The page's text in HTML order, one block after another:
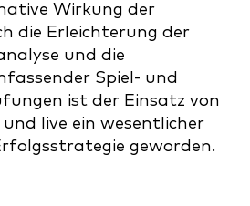
Wirkung der
die Erleichterung der
und die
Spiel- und
ist der Einsatz von
live ein wesentlicher
geworden.